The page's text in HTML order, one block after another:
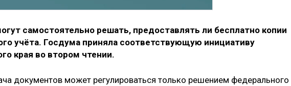
самостоятельно решать, предоставлять ли бесплатно копии
учёта. Госдума приняла соответствующую инициативу
края во втором чтении.
документов может регулироваться только решением федерального